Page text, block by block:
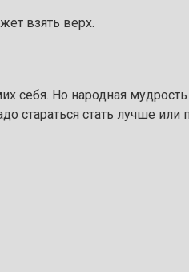
взять верх.
себя. Но народная
стараться стать лучше